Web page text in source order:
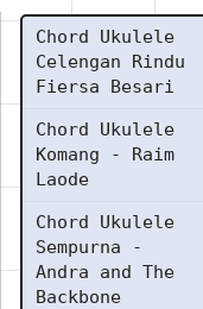
Chord Ukulele
Celengan Rindu
Fiersa Besari
Chord Ukulele
Komang - Raim
Laode
Chord Ukulele
Sempurna -
Andra and The
Backbone